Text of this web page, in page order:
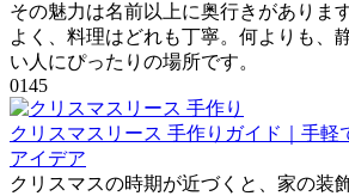
その魅力は名前以上に奥行きがありま
よく、料理はどれも丁寧。何よりも、
い人にぴったりの場所です。
0145
クリスマスリース 手作りガイド｜手軽
アイデア
クリスマスの時期が近づくと、家の装